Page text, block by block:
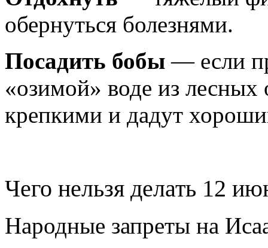
обернуться болезнями.
Посадить бобы — если
«озимой» воде из лесных
крепкими и дадут
Чего нельзя делать 12
Народные запреты на